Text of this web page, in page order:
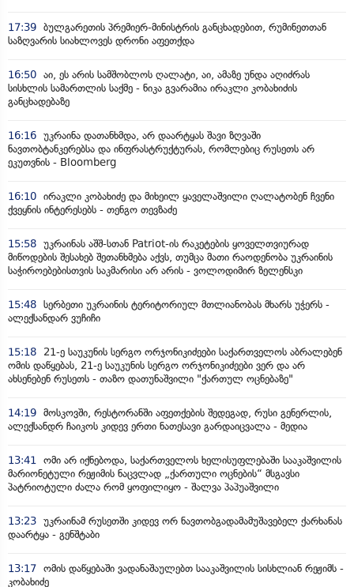
17:39 ბულგარეთის პრემიერ-მინისტრის განცხადებით, რუმინეთთან
საზღვარის სიახლოვეს დრონი აფეთქდა
16:50 აი, ეს არის სამშობლოს ღალატი, აი, ამაზე უნდა აღიძრას
სისხლის სამართლის საქმე - ნიკა გვარამია ირაკლი კობახიძის
განცხადებაზე
16:16 უკრაინა დათანხმდა, არ დაარტყას შავი ზღვაში
ნავთობტანკერებსა და ინფრასტრუქტურას, რომლებიც რუსეთს არ
ეკუთვნის - Bloomberg
16:10 ირაკლი კობახიძე და მიხეილ ყაველაშვილი ღალატობენ ჩვენი
ქვეყნის ინტერესებს - თენგო თევზაძე
15:58 უკრაინას აშშ-სთან Patriot-ის რაკეტების ყოველთვიურად
მიწოდების შესახებ შეთანხმება აქვს, თუმცა მათი რაოდენობა უკრაინის
საჭიროებებისთვის საკმარისი არ არის - ვოლოდიმირ ზელენსკი
15:48 სერბეთი უკრაინის ტერიტორიულ მთლიანობას მხარს უჭერს -
ალექსანდარ ვუჩიჩი
15:18
21-ე საუკუნის სერგო ორჯონიკიძეები საქართველოს აბრალებენ
ომის დაწყებას, 21-ე საუკუნის სერგო ორჯონიკიძეები ვერ და არ
ახსენებენ რუსეთს - თაზო დათუნაშვილი "ქართულ ოცნებაზე"
14:19 მოსკოვში, რესტორანში აფეთქების შედეგად, რუსი გენერლის,
ალექსანდრ ჩაიკოს კიდევ ერთი ნათესავი გარდაიცვალა - მედია
13:41 ომი არ იქნებოდა, საქართველოს ხელისუფლებაში სააკაშვილის
მარიონეტული რეჟიმის ნაცვლად „ქართული ოცნების“ მსგავსი
პატრიოტული ძალა რომ ყოფილიყო - შალვა პაპუაშვილი
13:23 უკრაინამ რუსეთში კიდევ ორ ნავთობგადამამუშავებელ ქარხანას
დაარტყა - გენშტაბი
13:17 ომის დაწყებაში ვადანაშაულებთ სააკაშვილის სისხლიან რეჟიმს -
კობახიძე